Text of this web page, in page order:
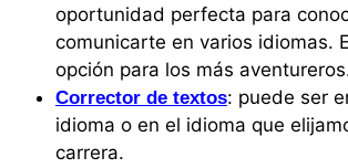
oportunidad perfecta para
comunicarte en varios idiomas.
opción para los más
Corrector de textos: puede ser
idioma o en el idioma que
carrera.